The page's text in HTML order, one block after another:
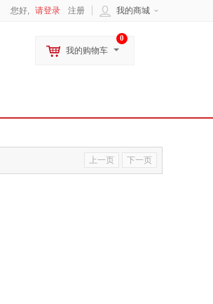
我的商城
您好, 请登录 注册
0
我的购物车
上一页 下一页